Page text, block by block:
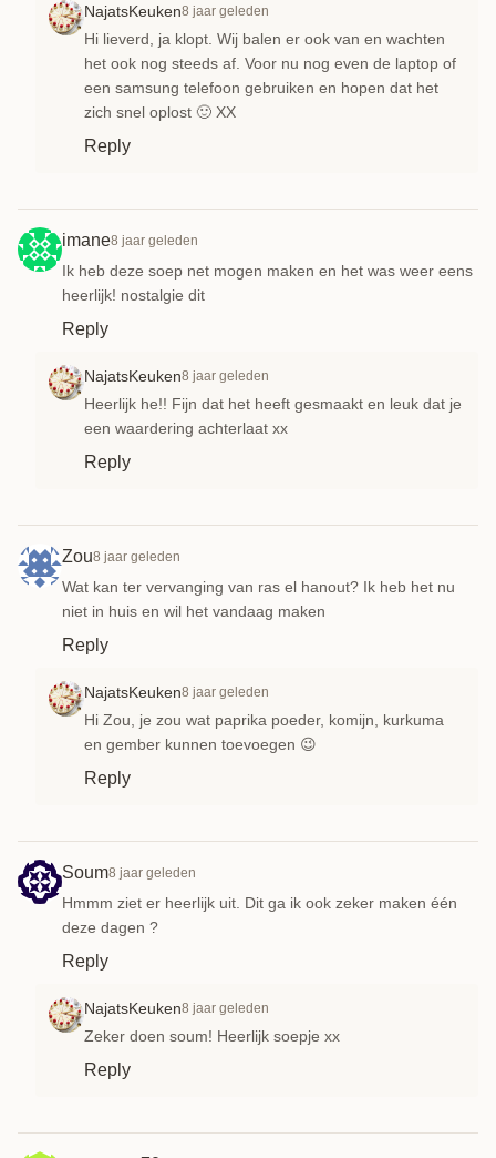
NajatsKeuken8 jaar geleden
Hi lieverd, ja klopt. Wij balen er ook van en wachten
het ook nog steeds af. Voor nu nog even de laptop of
een samsung telefoon gebruiken en hopen dat het
zich snel oplost 🙂 XX
Reply
imane8 jaar geleden
Ik heb deze soep net mogen maken en het was weer eens
heerlijk! nostalgie dit
Reply
NajatsKeuken8 jaar geleden
Heerlijk he!! Fijn dat het heeft gesmaakt en leuk dat je
een waardering achterlaat xx
Reply
Zou8 jaar geleden
Wat kan ter vervanging van ras el hanout? Ik heb het nu
niet in huis en wil het vandaag maken
Reply
NajatsKeuken8 jaar geleden
Hi Zou, je zou wat paprika poeder, komijn, kurkuma
en gember kunnen toevoegen 😉
Reply
Soum8 jaar geleden
Hmmm ziet er heerlijk uit. Dit ga ik ook zeker maken één
deze dagen ?
Reply
NajatsKeuken8 jaar geleden
Zeker doen soum! Heerlijk soepje xx
Reply